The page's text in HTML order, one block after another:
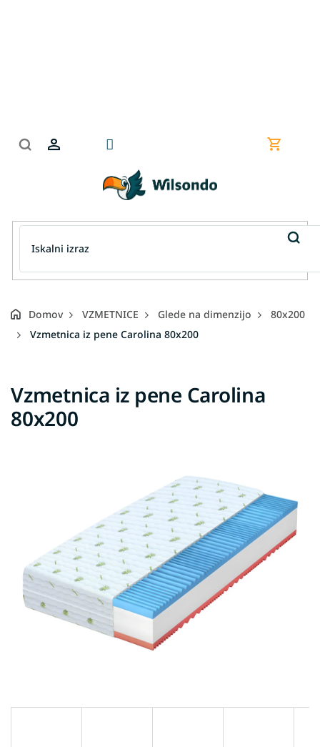
Domov VZMETNICE Glede na dimenzijo
80x200
Vzmetnica iz pene Carolina 80x200
Vzmetnica iz pene Carolina
80x200